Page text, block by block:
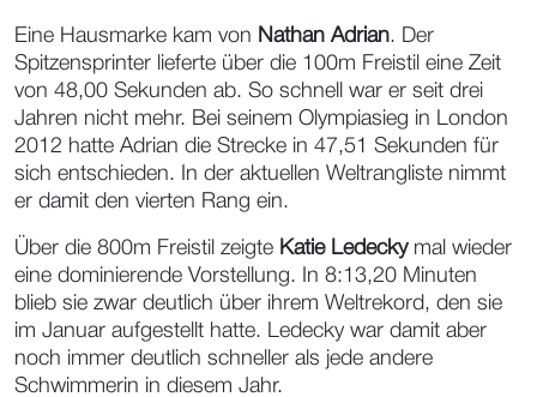
Eine Hausmarke kam von Nathan Adrian. Der
Spitzensprinter lieferte über die 100m Freistil eine Zeit
von 48,00 Sekunden ab. So schnell war er seit drei
Jahren nicht mehr. Bei seinem Olympiasieg in London
2012 hatte Adrian die Strecke in 47,51 Sekunden für
sich entschieden. In der aktuellen Weltrangliste nimmt
er damit den vierten Rang ein.
Über die 800m Freistil zeigte Katie Ledeckymal wieder
eine dominierende Vorstellung. In 8:13,20 Minuten
blieb sie zwar deutlich über ihrem Weltrekord, den sie
im Januar aufgestellt hatte. Ledecky war damit aber
noch immer deutlich schneller als jede andere
Schwimmerin in diesem Jahr.